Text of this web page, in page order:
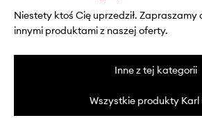
Niestety ktoś Cię uprzedził. Zapraszamy
innymi produktami z naszej oferty.
Inne z tej kategorii
Wszystkie produkty Karl